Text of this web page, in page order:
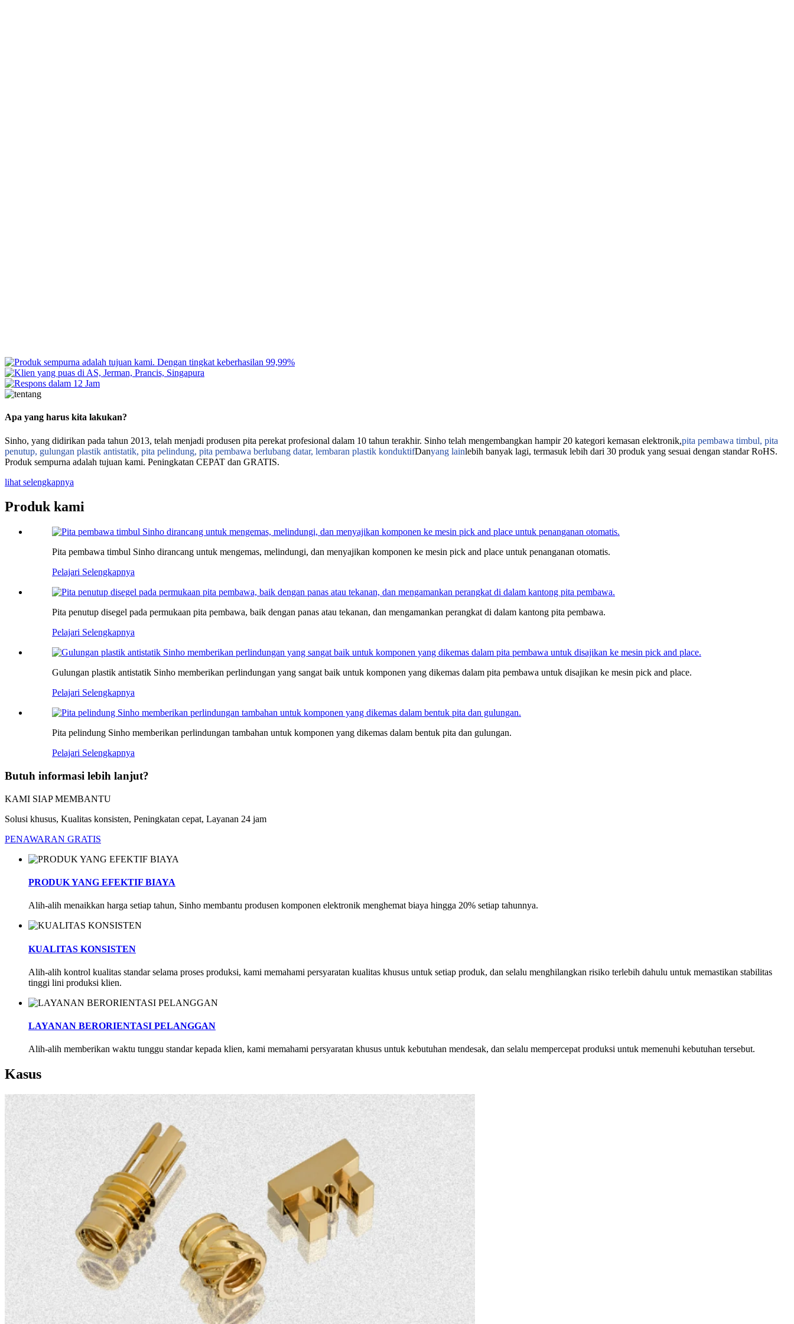
Apa yang harus kita lakukan?
Sinho, yang didirikan pada tahun 2013, telah menjadi produsen pita perekat profesional dalam 10 tahun terakhir. Sinho telah mengembangkan hampir 20 kategori kemasan elektronik,pita pembawa timbul, pita
penutup, gulungan plastik antistatik, pita pelindung, pita pembawa berlubang datar, lembaran plastik konduktifDanyang lainlebih banyak lagi, termasuk lebih dari 30 produk yang sesuai dengan standar RoHS.
Produk sempurna adalah tujuan kami. Peningkatan CEPAT dan GRATIS.
lihat selengkapnya
Produk kami
Pita pembawa timbul Sinho dirancang untuk mengemas, melindungi, dan menyajikan komponen ke mesin pick and place untuk penanganan otomatis.
Pelajari Selengkapnya
Pita penutup disegel pada permukaan pita pembawa, baik dengan panas atau tekanan, dan mengamankan perangkat di dalam kantong pita pembawa.
Pelajari Selengkapnya
Gulungan plastik antistatik Sinho memberikan perlindungan yang sangat baik untuk komponen yang dikemas dalam pita pembawa untuk disajikan ke mesin pick and place.
Pelajari Selengkapnya
Pita pelindung Sinho memberikan perlindungan tambahan untuk komponen yang dikemas dalam bentuk pita dan gulungan.
Pelajari Selengkapnya
Butuh informasi lebih lanjut?
KAMI SIAP MEMBANTU
Solusi khusus, Kualitas konsisten, Peningkatan cepat, Layanan 24 jam
PENAWARAN GRATIS
PRODUK YANG EFEKTIF BIAYA
Alih-alih menaikkan harga setiap tahun, Sinho membantu produsen komponen elektronik menghemat biaya hingga 20% setiap tahunnya.
KUALITAS KONSISTEN
Alih-alih kontrol kualitas standar selama proses produksi, kami memahami persyaratan kualitas khusus untuk setiap produk, dan selalu menghilangkan risiko terlebih dahulu untuk memastikan stabilitas
tinggi lini produksi klien.
LAYANAN BERORIENTASI PELANGGAN
Alih-alih memberikan waktu tunggu standar kepada klien, kami memahami persyaratan khusus untuk kebutuhan mendesak, dan selalu mempercepat produksi untuk memenuhi kebutuhan tersebut.
Kasus